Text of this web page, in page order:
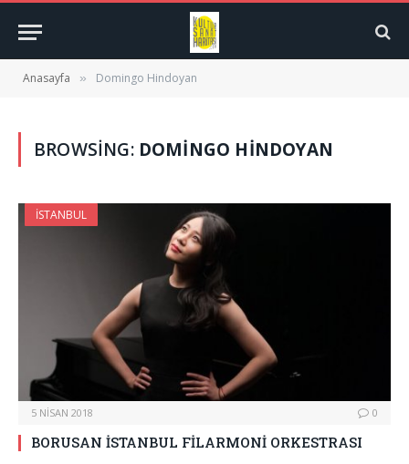
Anasayfa » Domingo Hindoyan
BROWSING: DOMINGO HINDOYAN
İSTANBUL
5 NISAN 2018 0
BORUSAN İSTANBUL FİLARMONİ ORKESTRASI